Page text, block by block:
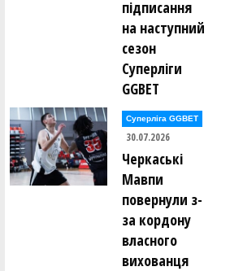
Микита Мельник ()
Валентин Мирончик ()
Валентин Мирончик ()
Дмитро Михайлов ()
Ксенія Монзуль ()
Михайло Мостовий ()
Дмитро Мугайлов ()
Лев Мунтянов ()
Ярослав Мурашко ()
Євген Нагорний ()
Олександр Нагорний ()
Михайло Насонов ()
Михайло Невечеря ()
підписання
на наступний
сезон
Суперліги
GGBET
Суперліга GGBET
30.07.2026
Черкаські
Мавпи
повернули з-
за кордону
власного
вихованця